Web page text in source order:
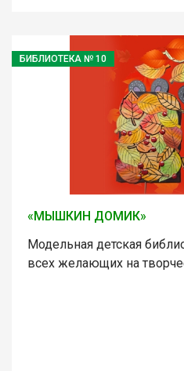
БИБЛИОТЕКА № 10
«МЫШКИН ДОМИК»
Модельная детская
всех желающих на